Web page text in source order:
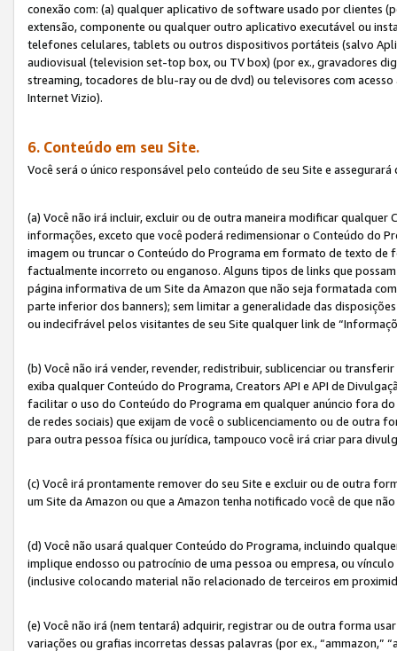
conexão com: (a) qualquer aplicativo de software usado por clientes
extensão, componente ou qualquer outro aplicativo executável ou
telefones celulares, tablets ou outros dispositivos portáteis (salvo
audiovisual (television set-top box, ou TV box) (por ex., gravadores
streaming, tocadores de blu-ray ou de dvd) ou televisores com
Internet Vizio).
6. Conteúdo em seu Site.
Você será o único responsável pelo conteúdo de seu Site e assegurará
(a) Você não irá incluir, excluir ou de outra maneira modificar
informações, exceto que você poderá redimensionar o Conteúdo do
imagem ou truncar o Conteúdo do Programa em formato de texto
factualmente incorreto ou enganoso. Alguns tipos de links que
página informativa de um Site da Amazon que não seja formatada
parte inferior dos banners); sem limitar a generalidade das
ou indecifrável pelos visitantes de seu Site qualquer link de
(b) Você não irá vender, revender, redistribuir, sublicenciar ou
exiba qualquer Conteúdo do Programa, Creators API e API de
facilitar o uso do Conteúdo do Programa em qualquer anúncio fora
de redes sociais) que exijam de você o sublicenciamento ou de outra
para outra pessoa física ou jurídica, tampouco você irá criar para
(c) Você irá prontamente remover do seu Site e excluir ou de outra
um Site da Amazon ou que a Amazon tenha notificado você de que
(d) Você não usará qualquer Conteúdo do Programa, incluindo
implique endosso ou patrocínio de uma pessoa ou empresa, ou
(inclusive colocando material não relacionado de terceiros em
(e) Você não irá (nem tentará) adquirir, registrar ou de outra forma
variações ou grafias incorretas dessas palavras (por ex., “ammazon,”